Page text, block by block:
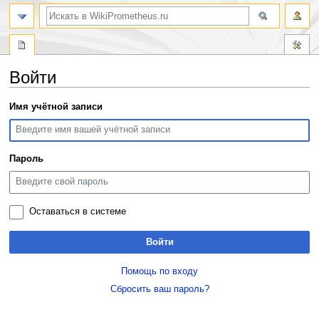
Войти
Перейти
к
навигации
Перейти
к
поиску
Имя учётной записи
Пароль
Оставаться в системе
Войти
Помощь по входу
Сбросить ваш пароль?
поиск